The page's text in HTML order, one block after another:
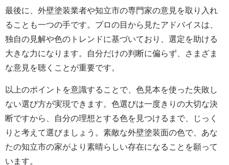
最後に、外壁塗装業者や知立市の専門家の意見を取り入れ
ることも一つの手です。プロの目から見たアドバイスは、
独自の見解や色のトレンドに基づいており、選定を助ける
大きな力になります。自分だけの判断に偏らず、さまざま
な意見を聴くことが重要です。
以上のポイントを意識することで、色見本を使った失敗し
ない選び方が実現できます。色選びは一度きりの大切な決
断ですから、自分の理想とする色を見つけるまで、じっく
りと考えて選びましょう。素敵な外壁塗装面の色で、あな
たの知立市の家がより素晴らしい存在になることを願って
います。